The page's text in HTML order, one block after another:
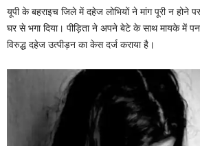
यूपी के बहराइच जिले में दहेज लोभियों ने मांग पूरी न होने
घर से भगा दिया। पीड़िता ने अपने बेटे के साथ मायके में
विरुद्ध दहेज उत्पीड़न का केस दर्ज कराया है।